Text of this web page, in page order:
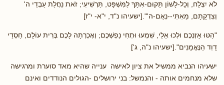
לֹא יִצְלָח, וְכָל-לָשׁוֹן תָּקוּם-אִתָּךְ לַמִּשְׁפָּט, תַּרְשִׁיעִי; זֹאת נַחֲלַת עַבְדֵי ה'
וְצִדְקָתָם, מֵאִתִּי--נְאֻם-ה'".[ישעיהו נ"ד, י"א- י"ז]
"הַטּוּ אָזְנְכֶם וּלְכוּ אֵלַי, שִׁמְעוּ וּתְחִי נַפְשְׁכֶם; וְאֶכְרְתָה לָכֶם בְּרִית עוֹלָם, חַסְדֵי
דָוִד הַנֶּאֱמָנִים".[ישעיהו נ"ה, ג']
ישעיהו הנביא ממשיל את ציון לאישה ענייה שהיא מאד סוערת ומרגישה
שלא מנחמים אותה - והנמשל: בני ירושלים -הגולים הנודדים ואינם